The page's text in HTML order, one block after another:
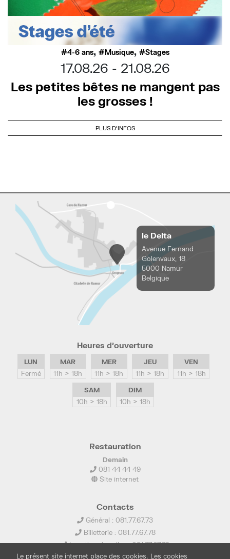
4-6 ans, Musique, Stages
17.08.26
21.08.26
Les petites bêtes ne mangent pas
les grosses !
PLUS D'INFOS
le Delta
Avenue Fernand
Golenvaux, 18
5000 Namur
Belgique
Heures d’ouverture
LUN
Fermé
MAR
11h > 18h
MER
11h > 18h
JEU
11h > 18h
VEN
11h > 18h
SAM
10h > 18h
DIM
10h > 18h
Restauration
Demain
081 44 44 49
Site internet
Contacts
Général : 081.77.67.73
Billetterie : 081.77.67.78
Location de salles : 081.77.67.79
info@ledelta.be
Le présent site internet place des cookies. Les cookies